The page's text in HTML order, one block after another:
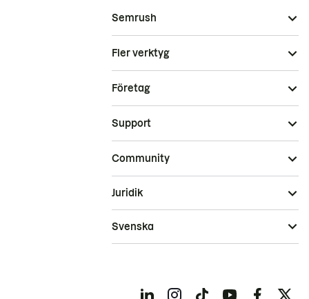
Semrush
Fler verktyg
Företag
Support
Community
Juridik
Svenska